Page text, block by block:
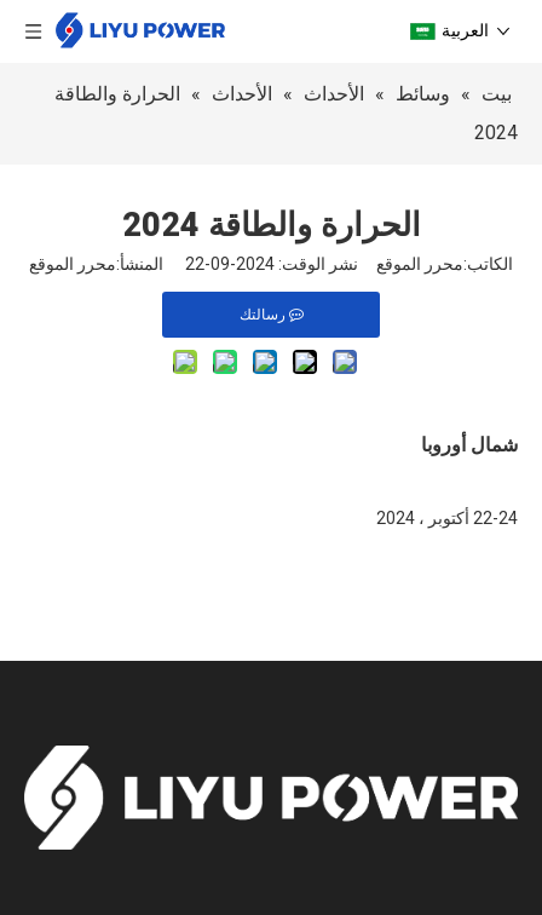
العربية
بيت » وسائط » الأحداث » الأحداث » الحرارة والطاقة
2024
الحرارة والطاقة 2024
الكاتب:محرر الموقع نشر الوقت: 2024-09-22 المنشأ: محرر الموقع
رسالتك
شمال أوروبا
22-24 أكتوبر ، 2024